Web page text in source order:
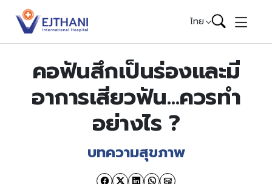
Skip to content
ไทย
คอฟันสึกเป็นร่องและมี
อาการเสียวฟัน…ควรทำ
อย่างไร ?
บทความสุขภาพ